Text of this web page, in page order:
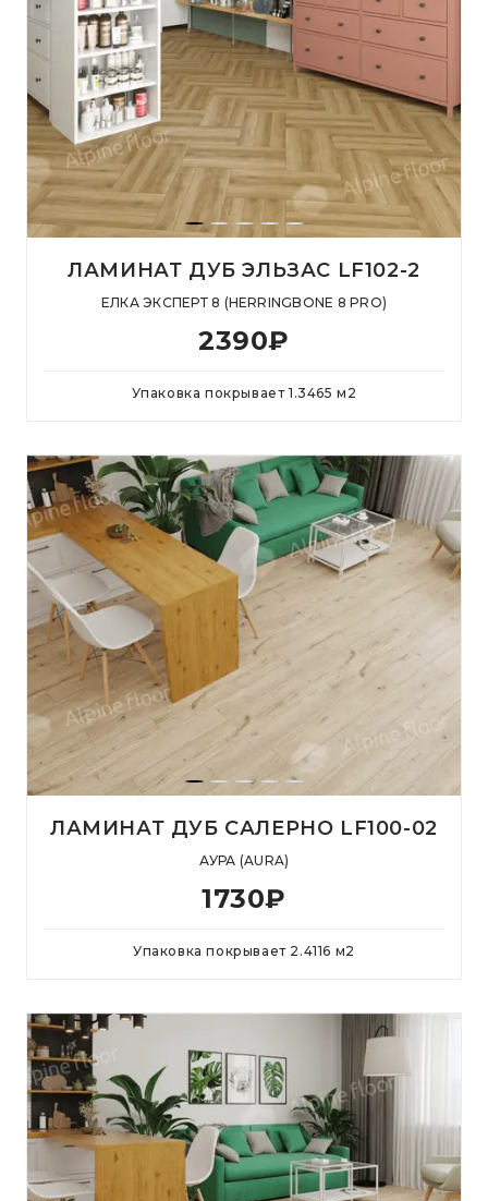
ЛАМИНАТ ДУБ ЭЛЬЗАС LF102-2
ЕЛКА ЭКСПЕРТ 8 (HERRINGBONE 8 PRO)
2390₽
Упаковка покрывает 1.3465 м 2
ЛАМИНАТ ДУБ САЛЕРНО LF100-02
АУРА (AURA)
1730₽
Упаковка покрывает 2.4116 м2